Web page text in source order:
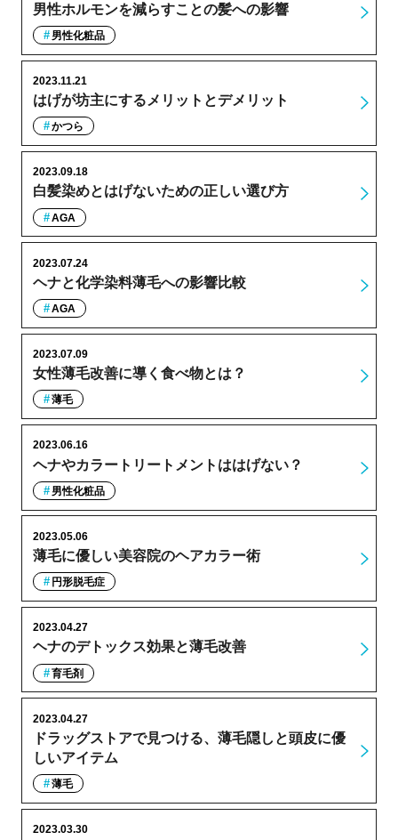
男性ホルモンを減らすことの髪への影響
男性化粧品
はげが坊主にするメリットとデメリット
2023.11.21
かつら
白髪染めとはげないための正しい選び方
2023.09.18
AGA
ヘナと化学染料薄毛への影響比較
2023.07.24
AGA
女性薄毛改善に導く食べ物とは？
2023.07.09
薄毛
ヘナやカラートリートメントははげない？
2023.06.16
男性化粧品
薄毛に優しい美容院のヘアカラー術
2023.05.06
円形脱毛症
ヘナのデトックス効果と薄毛改善
2023.04.27
育毛剤
ドラッグストアで見つける、薄毛隠しと頭皮に優
しいアイテム
2023.04.27
薄毛
2023.03.30